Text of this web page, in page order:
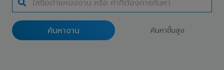
สถานที่ทำงานค้นหางาน ค้นหาขั้นสูง